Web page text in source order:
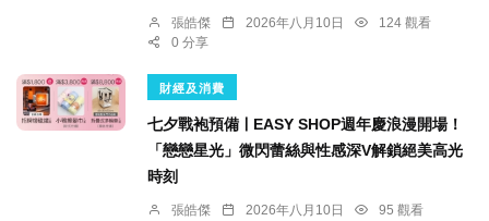
張皓傑 2026年八月10日
124 觀看
0 分享
財經及消費
七夕戰袍預備ￜEASY SHOP週年慶浪漫開場！
「戀戀星光」微閃蕾絲與性感深V解鎖絕美高光
時刻
張皓傑 2026年八月10日
95 觀看